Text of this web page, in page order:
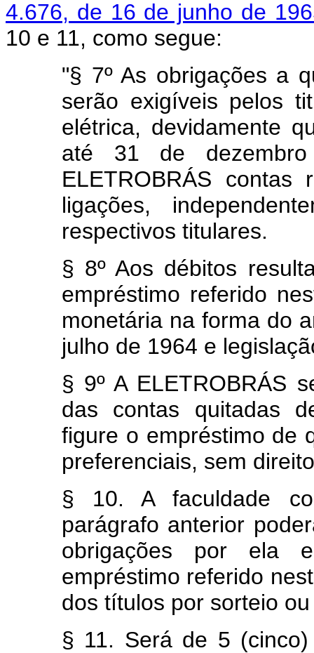
4.676, de 16 de junho de
10 e 11, como segue:
"§ 7º As obrigações a
serão exigíveis pelos
elétrica, devidamente
até 31 de
ELETROBRÁS
ligações,
respectivos titulares.
§ 8º Aos débitos
empréstimo referido
monetária na forma do
julho de 1964 e
§ 9º A ELETROBRÁS
das contas quitadas
figure o empréstimo de
preferenciais, sem
§ 10. A faculdade
parágrafo anterior
obrigações por ela
empréstimo referido
dos títulos por sorteio
§ 11. Será de 5